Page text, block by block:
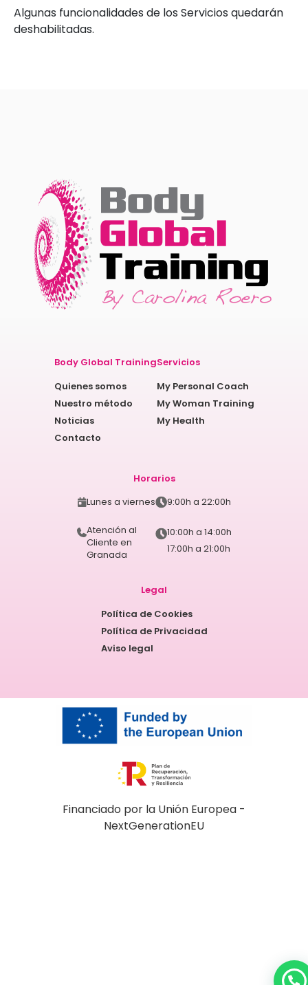
Algunas funcionalidades de los Servicios quedarán
deshabilitadas.
Body Global Training
Quienes somos
Nuestro método
Noticias
Contacto
Servicios
My Personal Coach
My Woman Training
My Health
Horarios
Lunes a viernes
9:00h a 22:00h
Atención al
Cliente en
Granada
10:00h a 14:00h
17:00h a 21:00h
Legal
Política de Cookies
Política de Privacidad
Aviso legal
Financiado por la Unión Europea -
NextGenerationEU